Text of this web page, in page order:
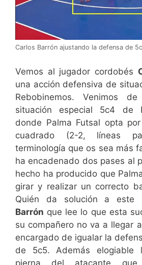
Carlos Barrón ajustando la defensa de
Vemos al jugador cordobés
una acción defensiva de
Rebobinemos. Venimos
situación especial 5c4 de
donde Palma Futsal opta
cuadrado (2-2, líneas
terminología que os sea más
ha encadenado dos pases al
hecho ha producido que
girar y realizar un correcto
Quién da solución a este
Barrón que lee lo que esta
su compañero no va a llegar
encargado de igualar la
de 5c5. Además
pierna del atacante que